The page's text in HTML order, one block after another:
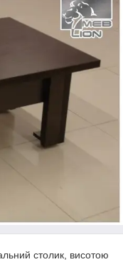
столик, висотою